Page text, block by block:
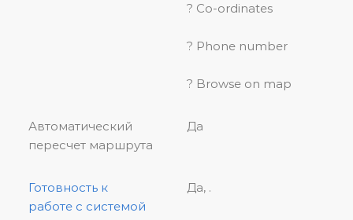
? Co-ordinates
? Phone number
? Browse on map
Автоматический
пересчет маршрута
Да
Готовность к
работе с системой
Да, .